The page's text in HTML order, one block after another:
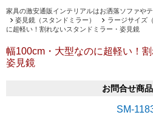
家具の激安通販インテリアルはお洒落ソファや
姿見鏡（スタンドミラー）
ラージサイズ
に超軽い！割れないスタンドミラー・姿見鏡
幅100cm・大型なのに超軽い！
姿見鏡
お問合せ商
SM-